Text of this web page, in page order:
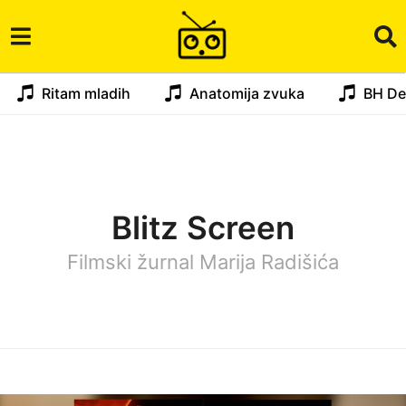
Ritam mladih Anatomija zvuka BH
Blitz Screen
Filmski žurnal Marija Radišića